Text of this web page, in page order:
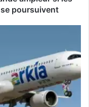
poursuivent